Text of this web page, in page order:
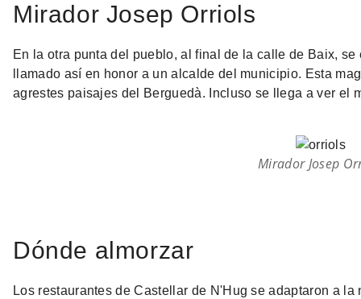
Mirador Josep Orriols
En la otra punta del pueblo, al final de la calle de Baix,
llamado así en honor a un alcalde del municipio. Esta
agrestes paisajes del Berguedà. Incluso se llega a ver el
Mirador Josep
Dónde almorzar
Los restaurantes de Castellar de N'Hug se adaptaron a